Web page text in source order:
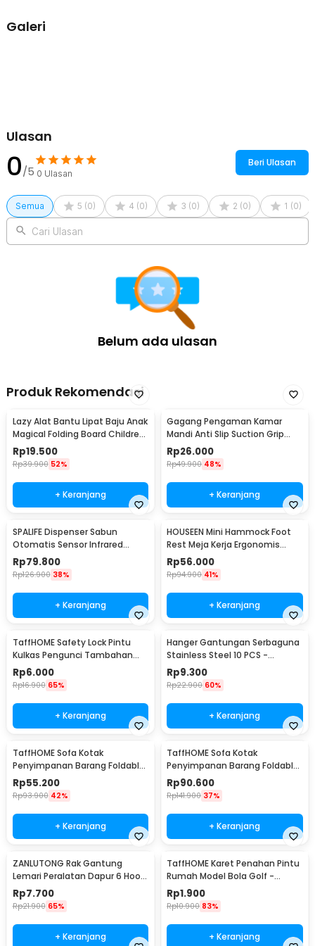
1 xQUANLONG Mini Mounted Fish Tank Waterfall Filter EU Plug
Galeri
Ulasan
0/5 0 Ulasan
Beri Ulasan
Semua 5 (0) 4 (0) 3 (0) 2 (0) 1 (0)
Cari Ulasan
Belum ada ulasan
Produk Rekomendasi
Lazy Alat Bantu Lipat Baju Anak
Magical Folding Board Children
Cloth - 002
Rp19.500
Rp39.900 52%
+ Keranjang
Gagang Pengaman Kamar
Mandi Anti Slip Suction Grip
Handle Safety - SG-188
Rp26.000
Rp49.900 48%
+ Keranjang
SPALIFE Dispenser Sabun
Otomatis Sensor Infrared
Stainless Steel 250ml - AD-03
Rp79.800
Rp126.900 38%
+ Keranjang
HOUSEEN Mini Hammock Foot
Rest Meja Kerja Ergonomis
Sandaran Kaki
Rp56.000
Rp94.900 41%
+ Keranjang
TaffHOME Safety Lock Pintu
Kulkas Pengunci Tambahan
Tempel - S1843
Rp6.000
Rp16.900 65%
+ Keranjang
Hanger Gantungan Serbaguna
Stainless Steel 10 PCS -
M127105
Rp9.300
Rp22.900 60%
+ Keranjang
TaffHOME Sofa Kotak
Penyimpanan Barang Foldable
Storage Box 30x30x30cm - L170
Rp55.200
Rp93.900 42%
+ Keranjang
TaffHOME Sofa Kotak
Penyimpanan Barang Foldable
Storage Box 48x30x30cm - L170
Rp90.600
Rp141.900 37%
+ Keranjang
ZANLUTONG Rak Gantung
Lemari Peralatan Dapur 6 Hook
Besi - 2137
Rp7.700
Rp21.900 65%
+ Keranjang
TaffHOME Karet Penahan Pintu
Rumah Model Bola Golf -
HDS209
Rp1.900
Rp10.900 83%
+ Keranjang